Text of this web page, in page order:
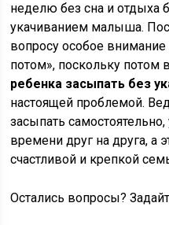
неделю без сна и отдыха
укачиванием малыша.
вопросу особое внимание
потом», поскольку потом
ребенка засыпать без
настоящей проблемой.
засыпать
времени друг на друга, а
счастливой и крепкой
Остались вопросы?